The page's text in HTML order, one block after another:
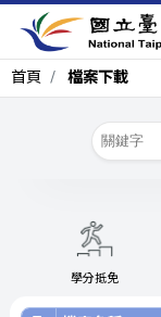
首頁 檔案下載
學分抵免